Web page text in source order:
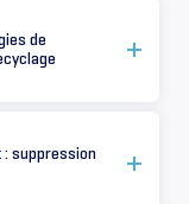
de
suppression